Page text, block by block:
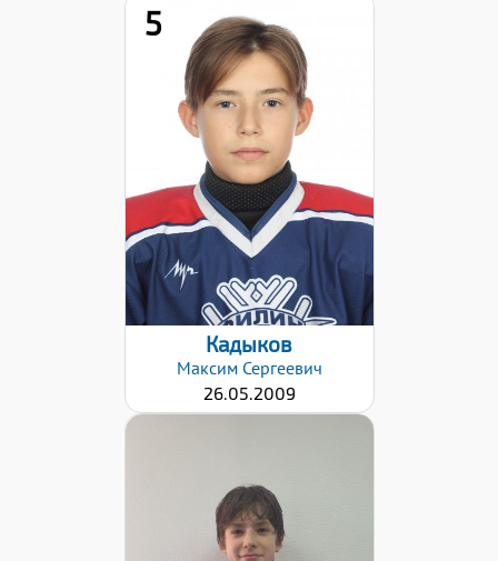
5
Дата заявки:
24.10.2022
Кадыков
Максим Сергеевич
26.05.2009